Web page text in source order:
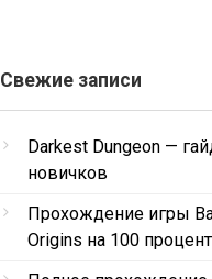
Свежие записи
Darkest Dungeon —
новичков
Прохождение игры
Origins на 100